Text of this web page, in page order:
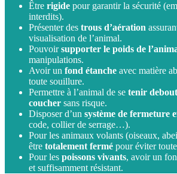
Être rigide pour garantir la sécurité
interdits).
Présenter des trous d’aération
visualisation de l’animal.
Pouvoirsupporter le poids de
manipulations.
Avoir un fond étanche avec matière
toute souillure.
Permettre à l’animal de se tenir
coucher sans risque.
Disposer d’un système de fermeture
code, collier de serrage…).
Pour les animaux volants (oiseaux,
être totalement fermé pour éviter
Pour les poissons vivants, avoir un
et suffisamment résistant.